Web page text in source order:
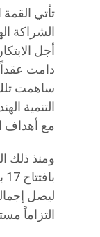
تأتي
الشراكة
أجل
ساهمت
التنمية
مع أهداف
ومنذ ذلك
التزاماً